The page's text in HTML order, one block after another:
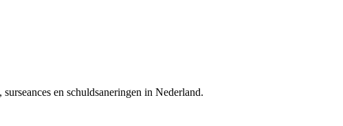
en schuldsaneringen in Nederland.